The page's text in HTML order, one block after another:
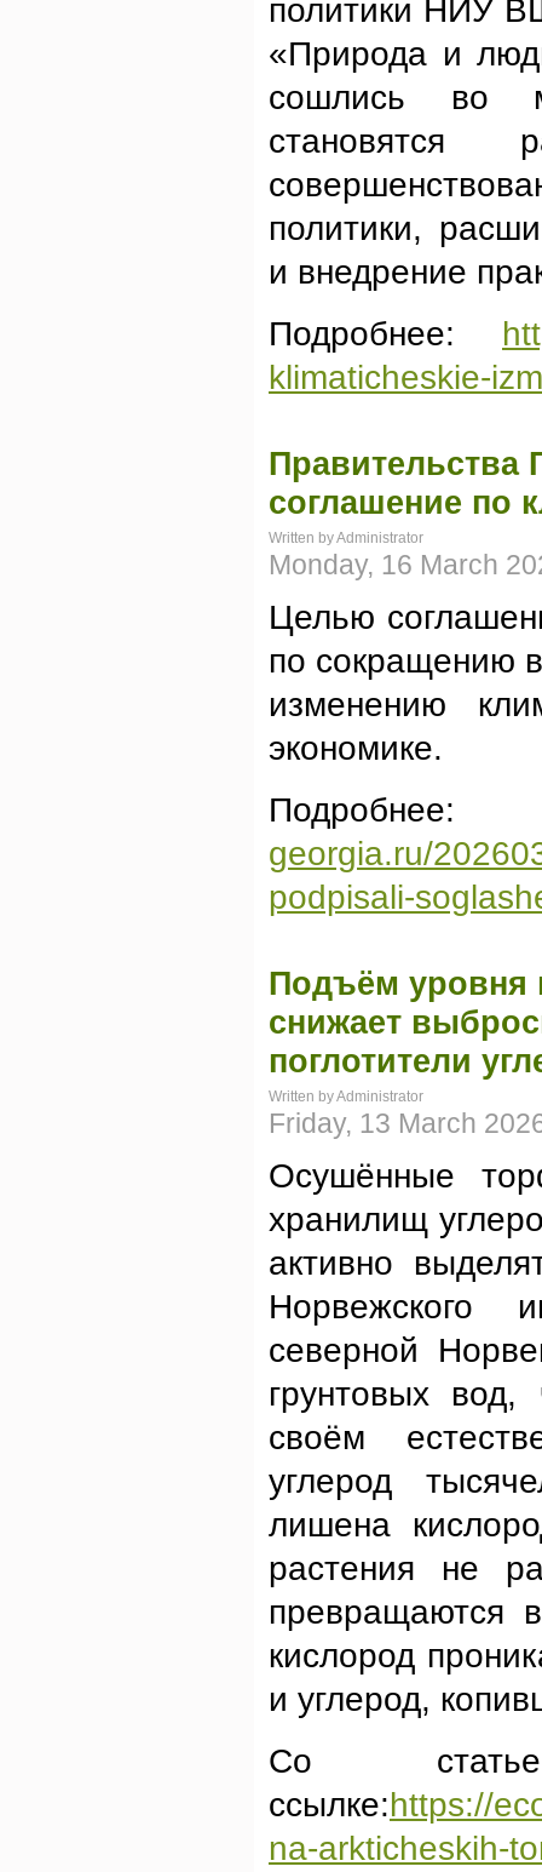
политики НИУ
«Природа и
сошлись во
становятся
политики,
и внедрение
Подробнее:
klimaticheskie-
Правительства
соглашение по
Written by Administrator
Monday, 16 March
Целью
по сокращению
изменению
экономике.
georgia.ru/
podpisali-
Подъём уровня
снижает
поглотители
Written by Administrator
Friday, 13 March
Осушённые
хранилищ
активно
Норвежского
северной
грунтовых
своём
углерод
лишена
растения не
превращаются
кислород
и углерод,
Со
ссылке:https://
na-arkticheskih-